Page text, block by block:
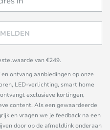
van €249.
ontvang aanbiedingen op onze
LED-verlichting, smart home
exclusieve kortingen,
content. Als een gewaardeerde
en vragen we je feedback na een
door op de afmeldlink onderaan